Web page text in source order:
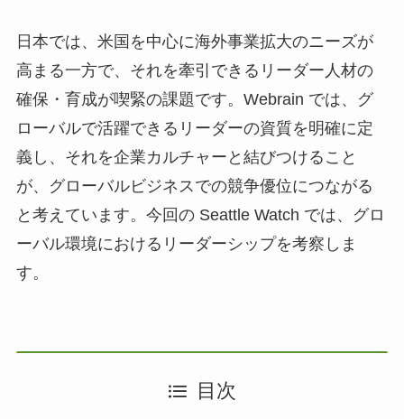
日本では、米国を中心に海外事業拡大のニーズが
高まる一方で、それを牽引できるリーダー人材の
確保・育成が喫緊の課題です。Webrain では、グ
ローバルで活躍できるリーダーの資質を明確に定
義し、それを企業カルチャーと結びつけること
が、グローバルビジネスでの競争優位につながる
と考えています。今回の Seattle Watch では、グロ
ーバル環境におけるリーダーシップを考察しま
す。
目次